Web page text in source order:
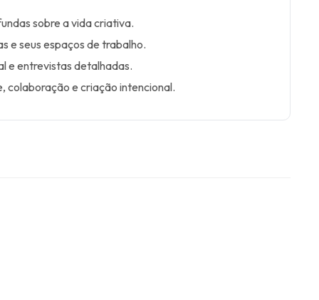
sobre a vida criativa.
e seus espaços de trabalho.
e entrevistas detalhadas.
colaboração e criação intencional.